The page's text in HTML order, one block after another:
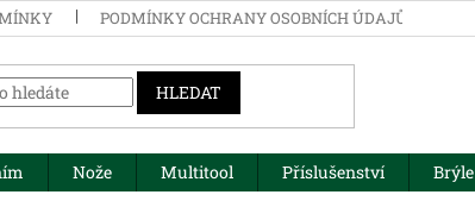
PODMÍNKY OCHRANY OSOBNÍCH ÚDAJŮ
HLEDAT
Nože Multitool Příslušenství Brýle